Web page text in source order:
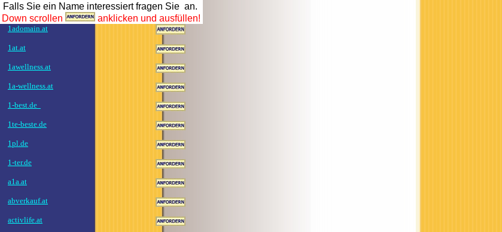
Falls Sie ein Name interessiert fragen Sie an.
Down scrollen
anklicken und ausfüllen!
1adomain.at
1at.at
1awellness.at
1a-wellness.at
1-best.de
1te-beste.de
1pl.de
1-ter.de
a1a.at
abverkauf.at
activlife.at